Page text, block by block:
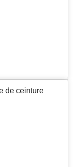
de ceinture